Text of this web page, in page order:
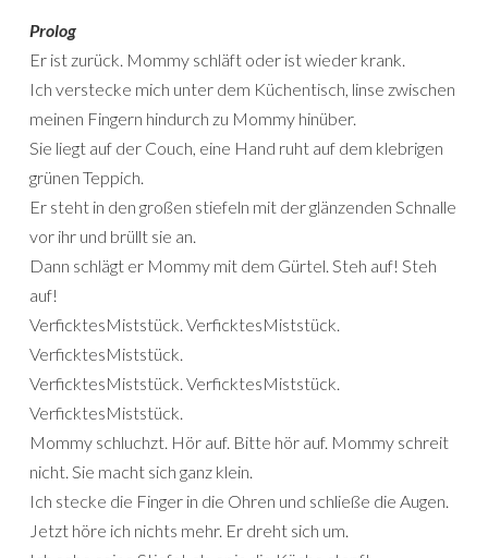
Prolog
Er ist zurück. Mommy schläft oder ist wieder krank.
Ich verstecke mich unter dem Küchentisch, linse zwischen
meinen Fingern hindurch zu Mommy hinüber.
Sie liegt auf der Couch, eine Hand ruht auf dem klebrigen
grünen Teppich.
Er steht in den großen stiefeln mit der glänzenden Schnalle
vor ihr und brüllt sie an.
Dann schlägt er Mommy mit dem Gürtel. Steh auf! Steh
auf!
VerficktesMiststück. VerficktesMiststück.
VerficktesMiststück.
VerficktesMiststück. VerficktesMiststück.
VerficktesMiststück.
Mommy schluchzt. Hör auf. Bitte hör auf. Mommy schreit
nicht. Sie macht sich ganz klein.
Ich stecke die Finger in die Ohren und schließe die Augen.
Jetzt höre ich nichts mehr. Er dreht sich um.